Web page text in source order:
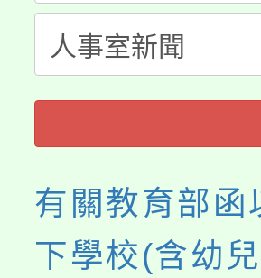
代理(課)教
轉知中國文
《TA101》
程，歡迎學
系所師生報
有關教育部
下學校(含幼